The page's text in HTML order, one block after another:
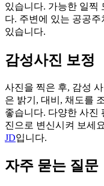
있습니다. 가능한 일찍
다. 주변에 있는 공공
있습니다.
감성사진 보정
사진을 찍은 후, 감성
은 밝기, 대비, 채도를
좋습니다. 다양한 사진
진으로 변신시켜 보세
JD입니다.
자주 묻는 질문